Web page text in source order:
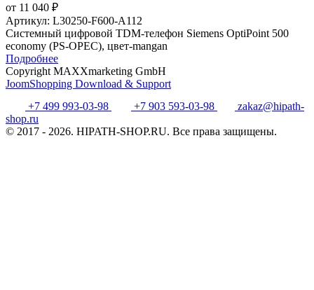
от 11 040 ₽
Артикул: L30250-F600-A112
Системный цифровой TDM-телефон Siemens OptiPoint 500
economy (PS-OPEC), цвет-mangan
Подробнее
Copyright MAXXmarketing GmbH
JoomShopping Download & Support
+7 499 993-03-98
+7 903 593-03-98
zakaz@hipath-
shop.ru
© 2017 - 2026. HIPATH-SHOP.RU. Все права защищены.